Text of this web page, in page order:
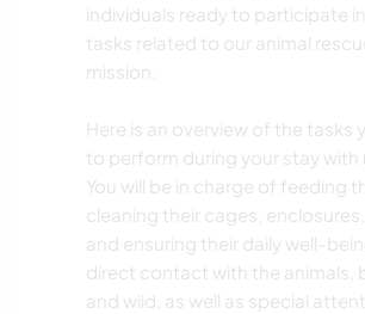
individuals ready to participate
tasks related to our animal
mission.
Here is an overview of the tasks
to perform during your stay with
You will be in charge of feeding
cleaning their cages,
and ensuring their daily well-
direct contact with the animals,
and wild, as well as special